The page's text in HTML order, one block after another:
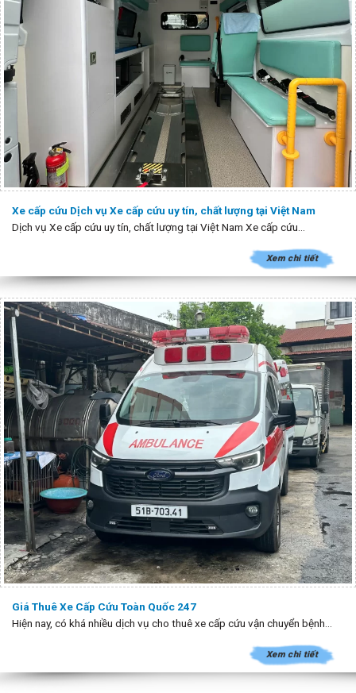
Xe cấp cứu Dịch vụ Xe cấp cứu uy tín, chất lượng tại Việt Nam
Dịch vụ Xe cấp cứu uy tín, chất lượng tại Việt Nam Xe cấp cứu...
Xem chi tiết
Giá Thuê Xe Cấp Cứu Toàn Quốc 247
Hiện nay, có khá nhiều dịch vụ cho thuê xe cấp cứu vận chuyển bệnh...
Xem chi tiết